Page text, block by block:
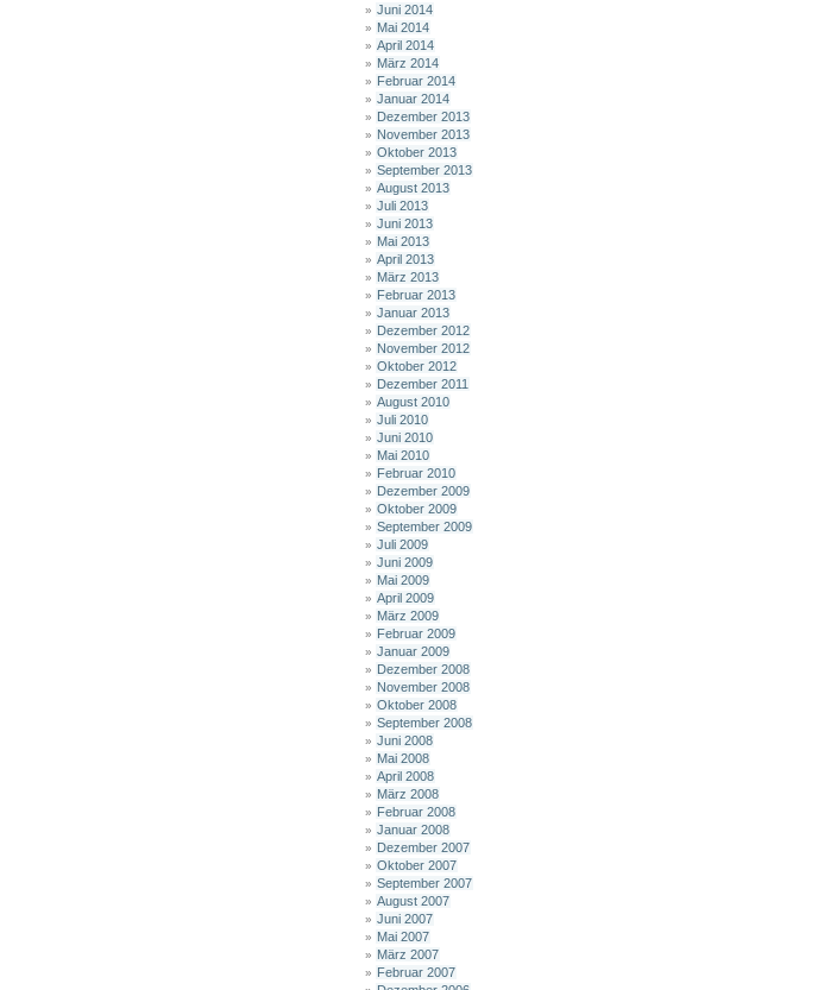
Juni 2014
Mai 2014
April 2014
März 2014
Februar 2014
Januar 2014
Dezember 2013
November 2013
Oktober 2013
September 2013
August 2013
Juli 2013
Juni 2013
Mai 2013
April 2013
März 2013
Februar 2013
Januar 2013
Dezember 2012
November 2012
Oktober 2012
Dezember 2011
August 2010
Juli 2010
Juni 2010
Mai 2010
Februar 2010
Dezember 2009
Oktober 2009
September 2009
Juli 2009
Juni 2009
Mai 2009
April 2009
März 2009
Februar 2009
Januar 2009
Dezember 2008
November 2008
Oktober 2008
September 2008
Juni 2008
Mai 2008
April 2008
März 2008
Februar 2008
Januar 2008
Dezember 2007
Oktober 2007
September 2007
August 2007
Juni 2007
Mai 2007
März 2007
Februar 2007